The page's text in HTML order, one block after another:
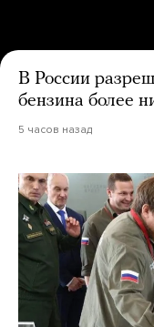
В России
бензина более
5 часов назад